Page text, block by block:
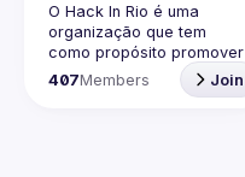
O Hack In Rio é uma
organização que tem
como propósito promover
o desenvolvimento de
uma comunidade local
407Members Join